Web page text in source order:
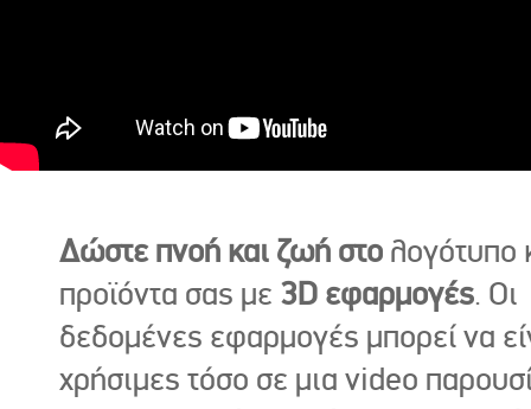
Δώστε πνοή και ζωή στο λογότυπο
προϊόντα σας με 3D εφαρμογές. Οι
δεδομένες εφαρμογές μπορεί να
χρήσιμες τόσο σε μια video